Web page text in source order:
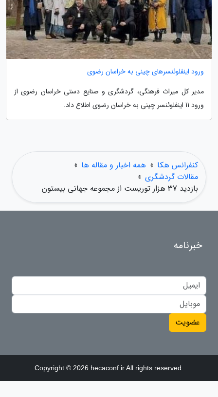
ورود اینفلوئنسرهای چینی به خراسان رضوی
مدیر کل میراث فرهنگی، گردشگری و صنایع دستی خراسان رضوی از
ورود 11 اینفلوئنسر چینی به خراسان رضوی اطلاع داد.
کنفرانس هکا » همه اخبار و مقاله ها »
مقالات گردشگری »
بازدید 37 هزار توریست از مجموعه جهانی بیستون
خبرنامه
عضویت
Copyright © 2026 hecaconf.ir All rights reserved.